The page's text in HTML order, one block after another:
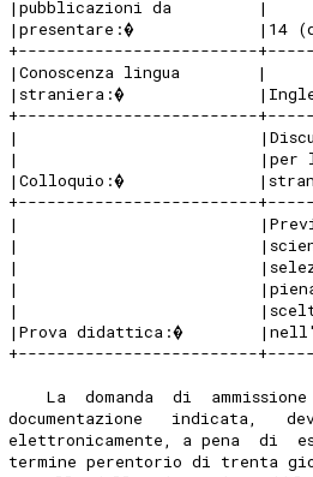
|pubblicazioni da
|presentare:�
+-------------------------
|Conoscenza lingua
|straniera:�
+-------------------------
|
|                         |per
|Colloquio:�
+-------------------------
|                         |Prevista
|
|
|                         |piena
|                         |scelto
|Prova didattica:�
+-------------------------
La  domanda  di
documentazione   indicata,
elettronicamente, a pena  di
termine perentorio di trenta